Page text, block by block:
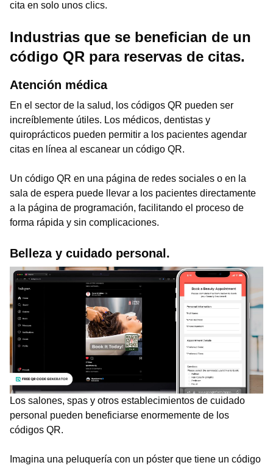
cita en solo unos clics.
Industrias que se benefician de un
código QR para reservas de citas.
Atención médica
En el sector de la salud, los códigos QR pueden ser
increíblemente útiles. Los médicos, dentistas y
quiroprácticos pueden permitir a los pacientes agendar
citas en línea al escanear un código QR.
Un código QR en una página de redes sociales o en la
sala de espera puede llevar a los pacientes directamente
a la página de programación, facilitando el proceso de
forma rápida y sin complicaciones.
Belleza y cuidado personal.
Los salones, spas y otros establecimientos de cuidado
personal pueden beneficiarse enormemente de los
códigos QR.
Imagina una peluquería con un póster que tiene un código